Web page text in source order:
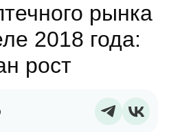
рынка
2018 года:
рост